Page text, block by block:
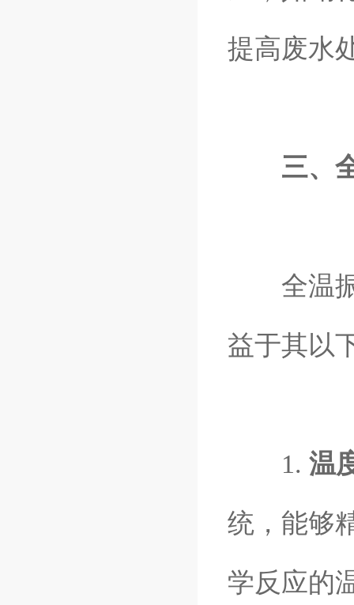
提高废水
三、
全温振
益于其以
1. 温
统，能够
学反应的